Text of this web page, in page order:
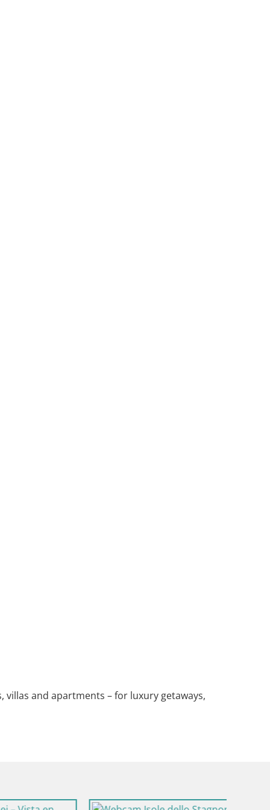
and apartments – for luxury getaways,